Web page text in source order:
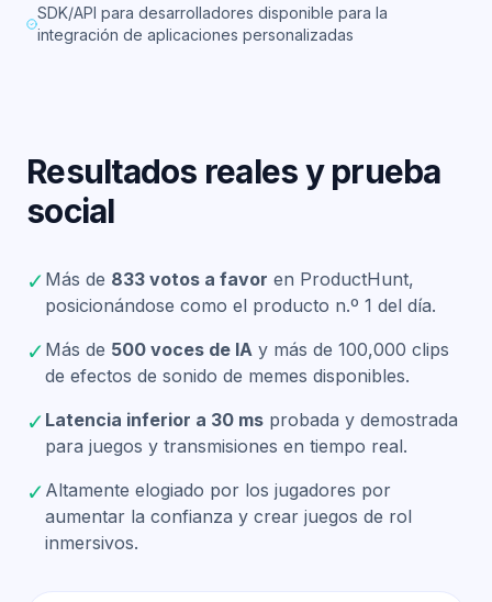
SDK/API para desarrolladores disponible para la
integración de aplicaciones personalizadas
Resultados reales y prueba
social
✓ Más de 833 votos a favor en ProductHunt,
posicionándose como el producto n.º 1 del día.
✓ Más de 500 voces de IA y más de 100,000 clips
de efectos de sonido de memes disponibles.
✓ Latencia inferior a 30 ms probada y demostrada
para juegos y transmisiones en tiempo real.
✓ Altamente elogiado por los jugadores por
aumentar la confianza y crear juegos de rol
inmersivos.